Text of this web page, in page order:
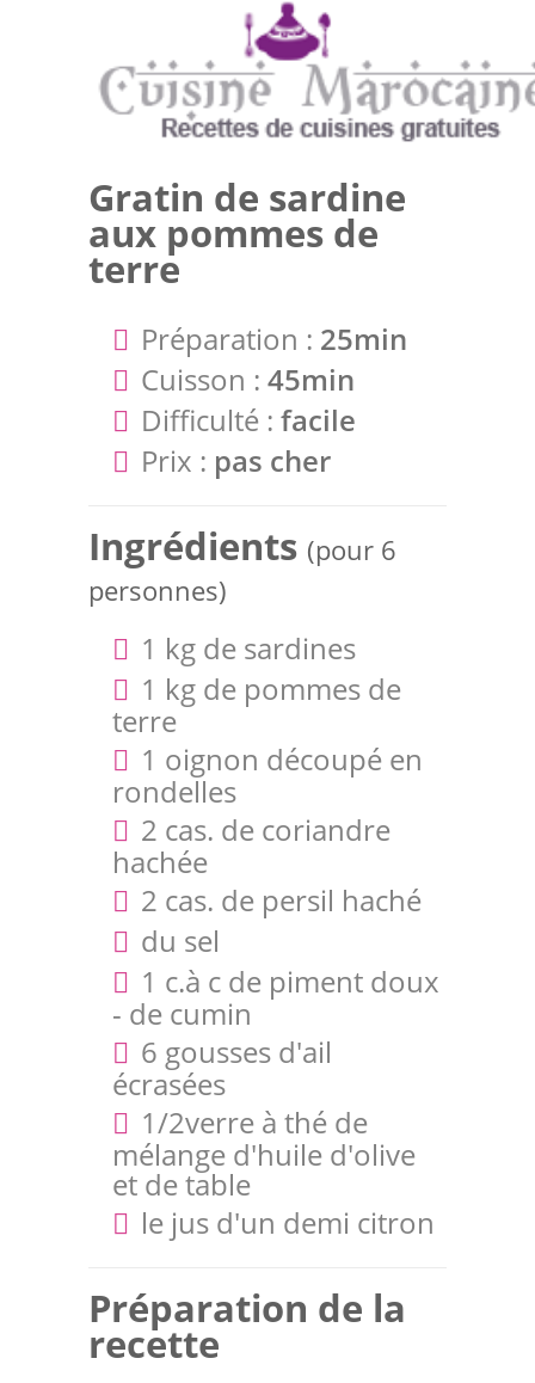
Gratin de sardine
aux pommes de
terre
Préparation : 25min
Cuisson : 45min
Difficulté : facile
Prix : pas cher
Ingrédients (pour 6
personnes)
1 kg de sardines
1 kg de pommes de
terre
1 oignon découpé en
rondelles
2 cas. de coriandre
hachée
2 cas. de persil haché
du sel
1 c.à c de piment doux
- de cumin
6 gousses d'ail
écrasées
1/2verre à thé de
mélange d'huile d'olive
et de table
le jus d'un demi citron
Préparation de la
recette